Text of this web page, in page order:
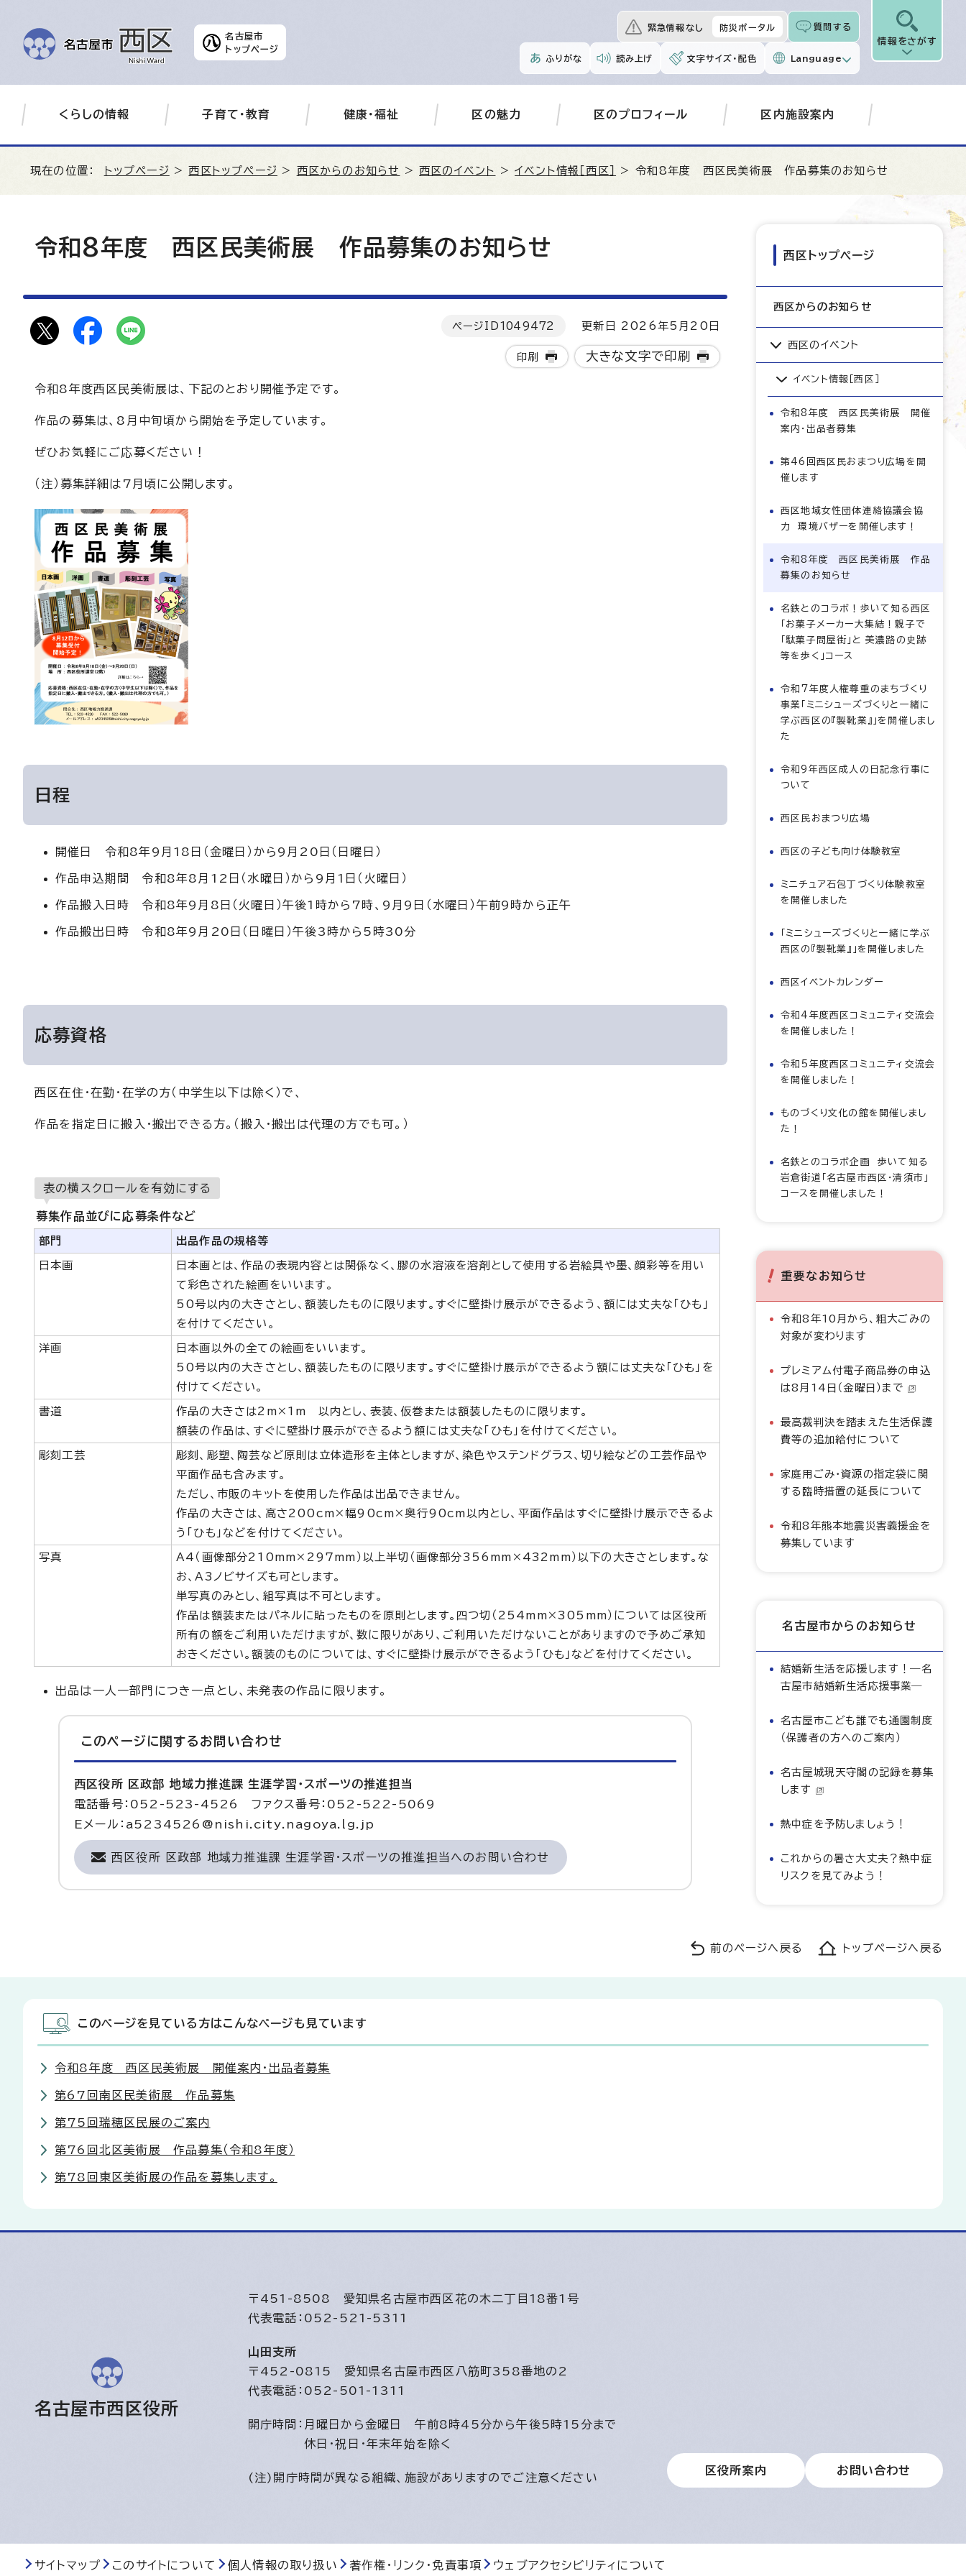
名古屋市
トップページ
緊急情報なし 防災ポータル 質問する
ふりがな 読み上げ 文字サイズ・配色 Language
情報をさがす
くらしの情報 子育て・教育 健康・福祉 区の魅力 区のプロフィール 区内施設案内
現在の位置： トップページ > 西区トップページ > 西区からのお知らせ > 西区のイベント >イベント情報［西区］ > 令和8年度 西区民美術展 作品募集のお知らせ
令和8年度 西区民美術展 作品募集のお知らせ
ページID 1049472 更新日 2026年5月20日
印刷 大きな文字で印刷
令和8年度西区民美術展は、下記のとおり開催予定です。
作品の募集は、8月中旬頃から開始を予定しています。
ぜひお気軽にご応募ください！
（注）募集詳細は7月頃に公開します。
日程
開催日 令和8年9月18日（金曜日）から9月20日（日曜日）
作品申込期間 令和8年8月12日（水曜日）から9月1日（火曜日）
作品搬入日時 令和8年9月8日（火曜日）午後1時から7時、9月9日（水曜日）午前9時から正午
作品搬出日時 令和8年9月20日（日曜日）午後3時から5時30分
応募資格
西区在住・在勤・在学の方（中学生以下は除く）で、
作品を指定日に搬入・搬出できる方。（搬入・搬出は代理の方でも可。）
表の横スクロールを有効にする
募集作品並びに応募条件など
部門 出品作品の規格等
日本画
日本画とは、作品の表現内容とは関係なく、膠の水溶液を溶剤として使用する岩絵具や墨、顔彩等を用い
て彩色された絵画をいいます。
50号以内の大きさとし、額装したものに限ります。すぐに壁掛け展示ができるよう、額には丈夫な「ひも」
を付けてください。
洋画
日本画以外の全ての絵画をいいます。
50号以内の大きさとし、額装したものに限ります。すぐに壁掛け展示ができるよう額には丈夫な「ひも」を
付けてください。
書道
作品の大きさは2m×1m 以内とし、表装、仮巻または額装したものに限ります。
額装の作品は、すぐに壁掛け展示ができるよう額には丈夫な「ひも」を付けてください。
彫刻工芸
彫刻、彫塑、陶芸など原則は立体造形を主体としますが、染色やステンドグラス、切り絵などの工芸作品や
平面作品も含みます。
ただし、市販のキットを使用した作品は出品できません。
作品の大きさは、高さ200cm×幅90cm×奥行90cm以内とし、平面作品はすぐに壁掛け展示できるよ
う「ひも」などを付けてください。
写真
A4（画像部分210mm×297mm）以上半切（画像部分356mm×432mm）以下の大きさとします。な
お、A3ノビサイズも可とします。
単写真のみとし、組写真は不可とします。
作品は額装またはパネルに貼ったものを原則とします。四つ切（254mm×305mm）については区役所
所有の額をご利用いただけますが、数に限りがあり、ご利用いただけないことがありますので予めご承知
おきください。額装のものについては、すぐに壁掛け展示ができるよう「ひも」などを付けてください。
出品は一人一部門につき一点とし、未発表の作品に限ります。
このページに関する お問い合わせ
西区役所 区政部 地域力推進課 生涯学習・スポーツの推進担当
電話番号：052-523-4526 ファクス番号：052-522-5069
Eメール：a5234526@nishi.city.nagoya.lg.jp
西区役所 区政部 地域力推進課 生涯学習・スポーツの推進担当へのお問い合わせ
西区トップページ
西区からのお知らせ
西区のイベント
イベント情報［西区］
令和8年度 西区民美術展 開催
案内・出品者募集
第46回西区民おまつり広場を開
催します
西区地域女性団体連絡協議会協
力 環境バザーを開催します！
令和8年度 西区民美術展 作品
募集のお知らせ
名鉄とのコラボ！歩いて知る西区
「お菓子メーカー大集結！親子で
「駄菓子問屋街」と 美濃路の史跡
等を歩く」コース
令和7年度人権尊重のまちづくり
事業「ミニシューズづくりと一緒に
学ぶ西区の『製靴業』」を開催しまし
た
令和9年西区成人の日記念行事に
ついて
西区民おまつり広場
西区の子ども向け体験教室
ミニチュア石包丁づくり体験教室
を開催しました
「ミニシューズづくりと一緒に学ぶ
西区の『製靴業』」を開催しました
西区イベントカレンダー
令和4年度西区コミュニティ交流会
を開催しました！
令和5年度西区コミュニティ交流会
を開催しました！
ものづくり文化の館を開催しまし
た！
名鉄とのコラボ企画 歩いて知る
岩倉街道「名古屋市西区・清須市」
コースを開催しました！
重要なお知らせ
令和8年10月から、粗大ごみの
対象が変わります
プレミアム付電子商品券の申込
は8月14日（金曜日）まで
最高裁判決を踏まえた生活保護
費等の追加給付について
家庭用ごみ・資源の指定袋に関
する臨時措置の延長について
令和8年熊本地震災害義援金を
募集しています
名古屋市からのお知らせ
結婚新生活を応援します！―名
古屋市結婚新生活応援事業―
名古屋市こども誰でも通園制度
（保護者の方へのご案内）
名古屋城現天守閣の記録を募集
します
熱中症を予防しましょう！
これからの暑さ大丈夫？熱中症
リスクを見てみよう！
前のページへ戻る トップページへ戻る
このページを見ている方はこんなページも見ています
令和8年度 西区民美術展 開催案内・出品者募集
第67回南区民美術展 作品募集
第75回瑞穂区民展のご案内
第76回北区美術展 作品募集（令和8年度）
第78回東区美術展の作品を募集します。
名古屋市西区役所
〒451-8508 愛知県名古屋市西区花の木二丁目18番1号
代表電話：052-521-5311
山田支所
〒452-0815 愛知県名古屋市西区八筋町358番地の2
代表電話：052-501-1311
開庁時間： 月曜日から金曜日 午前8時45分から午後5時15分まで
休日・祝日・年末年始を除く
(注)開庁時間が異なる組織、施設がありますのでご注意ください
区役所案内 お問い合わせ
サイトマップ このサイトについて 個人情報の取り扱い 著作権・リンク・免責事項 ウェブアクセシビリティについて